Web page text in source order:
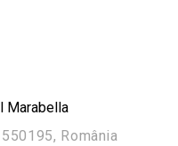
Marabella
România